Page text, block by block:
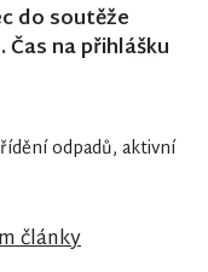
do soutěže
na přihlášku
odpadů, aktivní
články